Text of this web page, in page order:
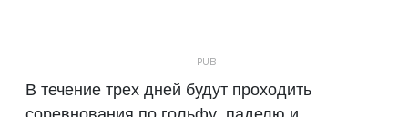
В течение трех дней будут проходить